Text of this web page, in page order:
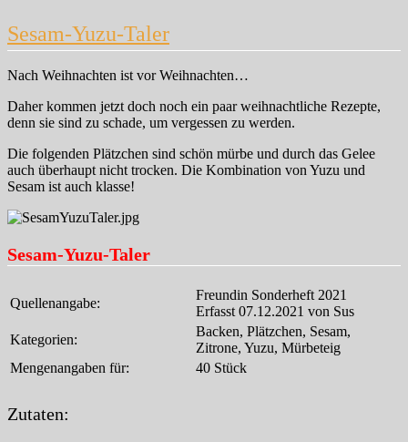
Sesam-Yuzu-Taler
Nach Weihnachten ist vor Weihnachten…
Daher kommen jetzt doch noch ein paar weihnachtliche Rezepte,
denn sie sind zu schade, um vergessen zu werden.
Die folgenden Plätzchen sind schön mürbe und durch das Gelee
auch überhaupt nicht trocken. Die Kombination von Yuzu und
Sesam ist auch klasse!
Sesam-Yuzu-Taler
Quellenangabe:
Freundin Sonderheft 2021
Erfasst 07.12.2021 von Sus
Kategorien:
Backen, Plätzchen, Sesam,
Zitrone, Yuzu, Mürbeteig
Mengenangaben für:
40 Stück
Zutaten: